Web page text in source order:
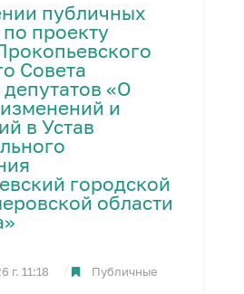
публичных
проекту
Совета
«О
и
в Устав
городской
области
г. 11:18
Публичные